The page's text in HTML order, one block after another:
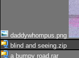
daddywhompus.png
blind and seeing.zip
a bumpy road.rar